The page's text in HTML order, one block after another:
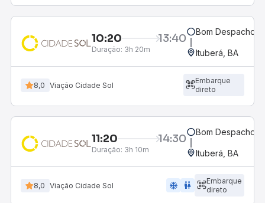
10:20 13:40
Duração: 3h 20m
Bom Despacho,
Ituberá, BA
8,0 Viação Cidade Sol
Embarque
direto
11:20 14:30
Duração: 3h 10m
Bom Despacho,
Ituberá, BA
8,0 Viação Cidade Sol ac_unit wc
Embarque
direto